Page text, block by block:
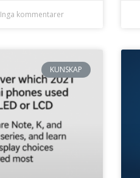
Inga kommentarer
KUNSKAP